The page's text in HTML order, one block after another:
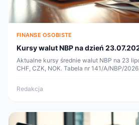
FINANSE OSOBISTE
Kursy walut NBP na dzień
Aktualne kursy średnie walut NBP na 23
CHF, CZK, NOK. Tabela nr 141/A/NBP/
Redakcja